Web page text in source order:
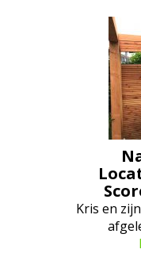
Kris en